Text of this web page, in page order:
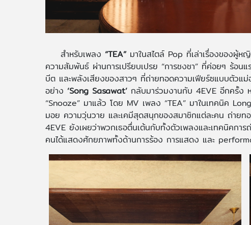
สำหรับเพลง “TEA”มาในสไตล์ Pop ที่เล่าเรื่องของผู้ห
ความสัมพันธ์ ผ่านการเปรียบเปรย “การชงชา” ที่ค่อยๆ ร้อ
บีต และพลังเสียงของสาวๆ ที่ถ่ายทอดความเฟียร์ซแบบตัวแ
อย่าง ‘Song Sasawat’กลับมาร่วมงานกับ 4EVE อีกครั้ง ห
“Snooze” มาแล้ว โดย MV เพลง “TEA” มาในเทคนิค
มอย ความวุ่นวาย และเคมีสุดสนุกของสมาชิกแต่ละคน ถ่ายท
4EVE ยังเผยว่าพวกเธอตื่นเต้นกับทั้งตัวเพลงและเทคนิคกา
คนได้แสดงศักยภาพทั้งด้านการร้อง การแสดง และ